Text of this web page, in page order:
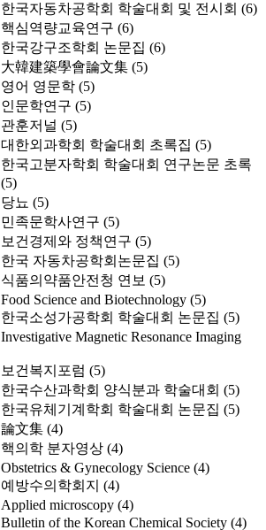
한국자동차공학회 학술대회 및 전시회 (6)
핵심역량교육연구 (6)
한국강구조학회 논문집 (6)
大韓建築學會論文集 (5)
영어 영문학 (5)
인문학연구 (5)
관훈저널 (5)
대한외과학회 학술대회 초록집 (5)
한국고분자학회 학술대회 연구논문 초록
(5)
당뇨 (5)
민족문학사연구 (5)
보건경제와 정책연구 (5)
한국 자동차공학회논문집 (5)
식품의약품안전청 연보 (5)
Food Science and Biotechnology (5)
한국소성가공학회 학술대회 논문집 (5)
Investigative Magnetic Resonance Imaging
보건복지포럼 (5)
한국수산과학회 양식분과 학술대회 (5)
한국유체기계학회 학술대회 논문집 (5)
論文集 (4)
핵의학 분자영상 (4)
Obstetrics & Gynecology Science (4)
예방수의학회지 (4)
Applied microscopy (4)
Bulletin of the Korean Chemical Society (4)